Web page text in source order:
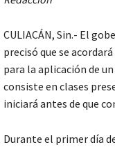
CULIACÁN, Sin.- El
precisó que se
para la aplicación de
consiste en clases
iniciará antes de que
Durante el primer día